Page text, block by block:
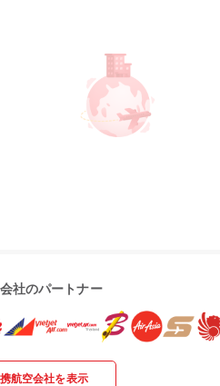
社のパートナー
航空会社を表示